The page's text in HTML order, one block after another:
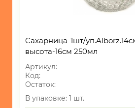
Сахарница-1шт/
высота-16см 250мл
Артикул:
Код:
Остаток:
В упаковке: 1 шт.